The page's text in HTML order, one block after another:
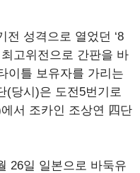
전 성격으로 열었던 ‘8
고위전으로 간판을 바
이틀 보유자를 가리는
(당시)은 도전5번기로
서 조카인 조상연 四단
26일 일본으로 바둑유